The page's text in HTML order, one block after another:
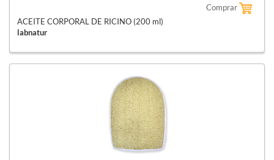
Comprar
ACEITE CORPORAL DE RICINO (200 ml)
labnatur